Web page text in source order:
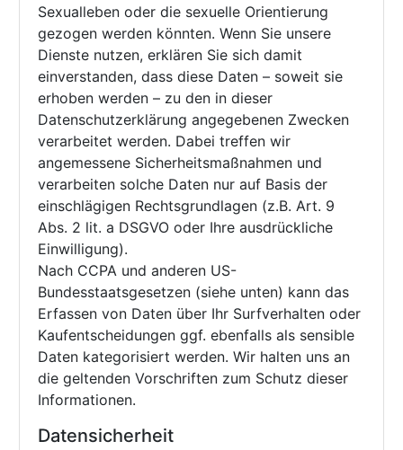
Sexualleben oder die sexuelle Orientierung
gezogen werden könnten. Wenn Sie unsere
Dienste nutzen, erklären Sie sich damit
einverstanden, dass diese Daten – soweit sie
erhoben werden – zu den in dieser
Datenschutzerklärung angegebenen Zwecken
verarbeitet werden. Dabei treffen wir
angemessene Sicherheitsmaßnahmen und
verarbeiten solche Daten nur auf Basis der
einschlägigen Rechtsgrundlagen (z.B. Art. 9
Abs. 2 lit. a DSGVO oder Ihre ausdrückliche
Einwilligung).
Nach CCPA und anderen US-
Bundesstaatsgesetzen (siehe unten) kann das
Erfassen von Daten über Ihr Surfverhalten oder
Kaufentscheidungen ggf. ebenfalls als sensible
Daten kategorisiert werden. Wir halten uns an
die geltenden Vorschriften zum Schutz dieser
Informationen.
Datensicherheit